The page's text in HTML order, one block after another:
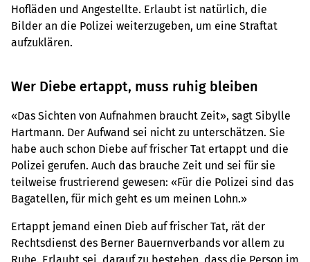
Hofläden und Angestellte. Erlaubt ist natürlich, die
Bilder an die Polizei weiterzugeben, um eine Straftat
aufzuklären.
Wer Diebe ertappt, muss ruhig bleiben
«Das Sichten von Aufnahmen braucht Zeit», sagt Sibylle
Hartmann. Der Aufwand sei nicht zu unterschätzen. Sie
habe auch schon Diebe auf frischer Tat ertappt und die
Polizei gerufen. Auch das brauche Zeit und sei für sie
teilweise frustrierend gewesen: «Für die Polizei sind das
Bagatellen, für mich geht es um meinen Lohn.»
Ertappt jemand einen Dieb auf frischer Tat, rät der
Rechtsdienst des Berner Bauernverbands vor allem zu